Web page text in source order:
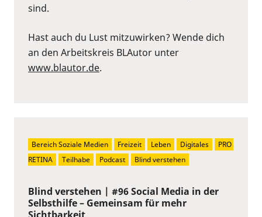
sind.
Hast auch du Lust mitzuwirken? Wende dich
an den Arbeitskreis BLAutor unter
www.blautor.de.
Blind verstehen | #96 Social Media in der
Selbsthilfe – Gemeinsam für mehr
Bereich Soziale Medien Freizeit Leben Digitales
PRO
RETINA
Teilhabe Podcast Blind verstehen